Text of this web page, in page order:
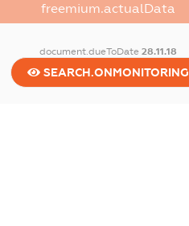
freemium.actualData
document.dueToDate 28.11.18
SEARCH.ONMONITORING